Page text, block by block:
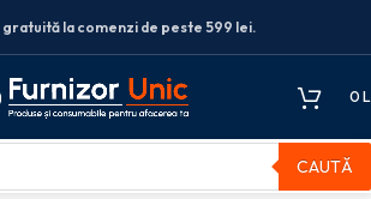
la comenzi de peste 599 lei.
0
CAUTĂ